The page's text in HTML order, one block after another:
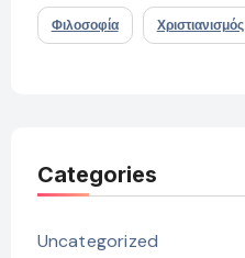
Φιλοσοφία Χριστιανισμός
Categories
Uncategorized